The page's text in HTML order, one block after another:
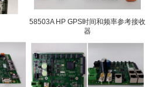
58503A HP GPS时间和频率参考接收
器